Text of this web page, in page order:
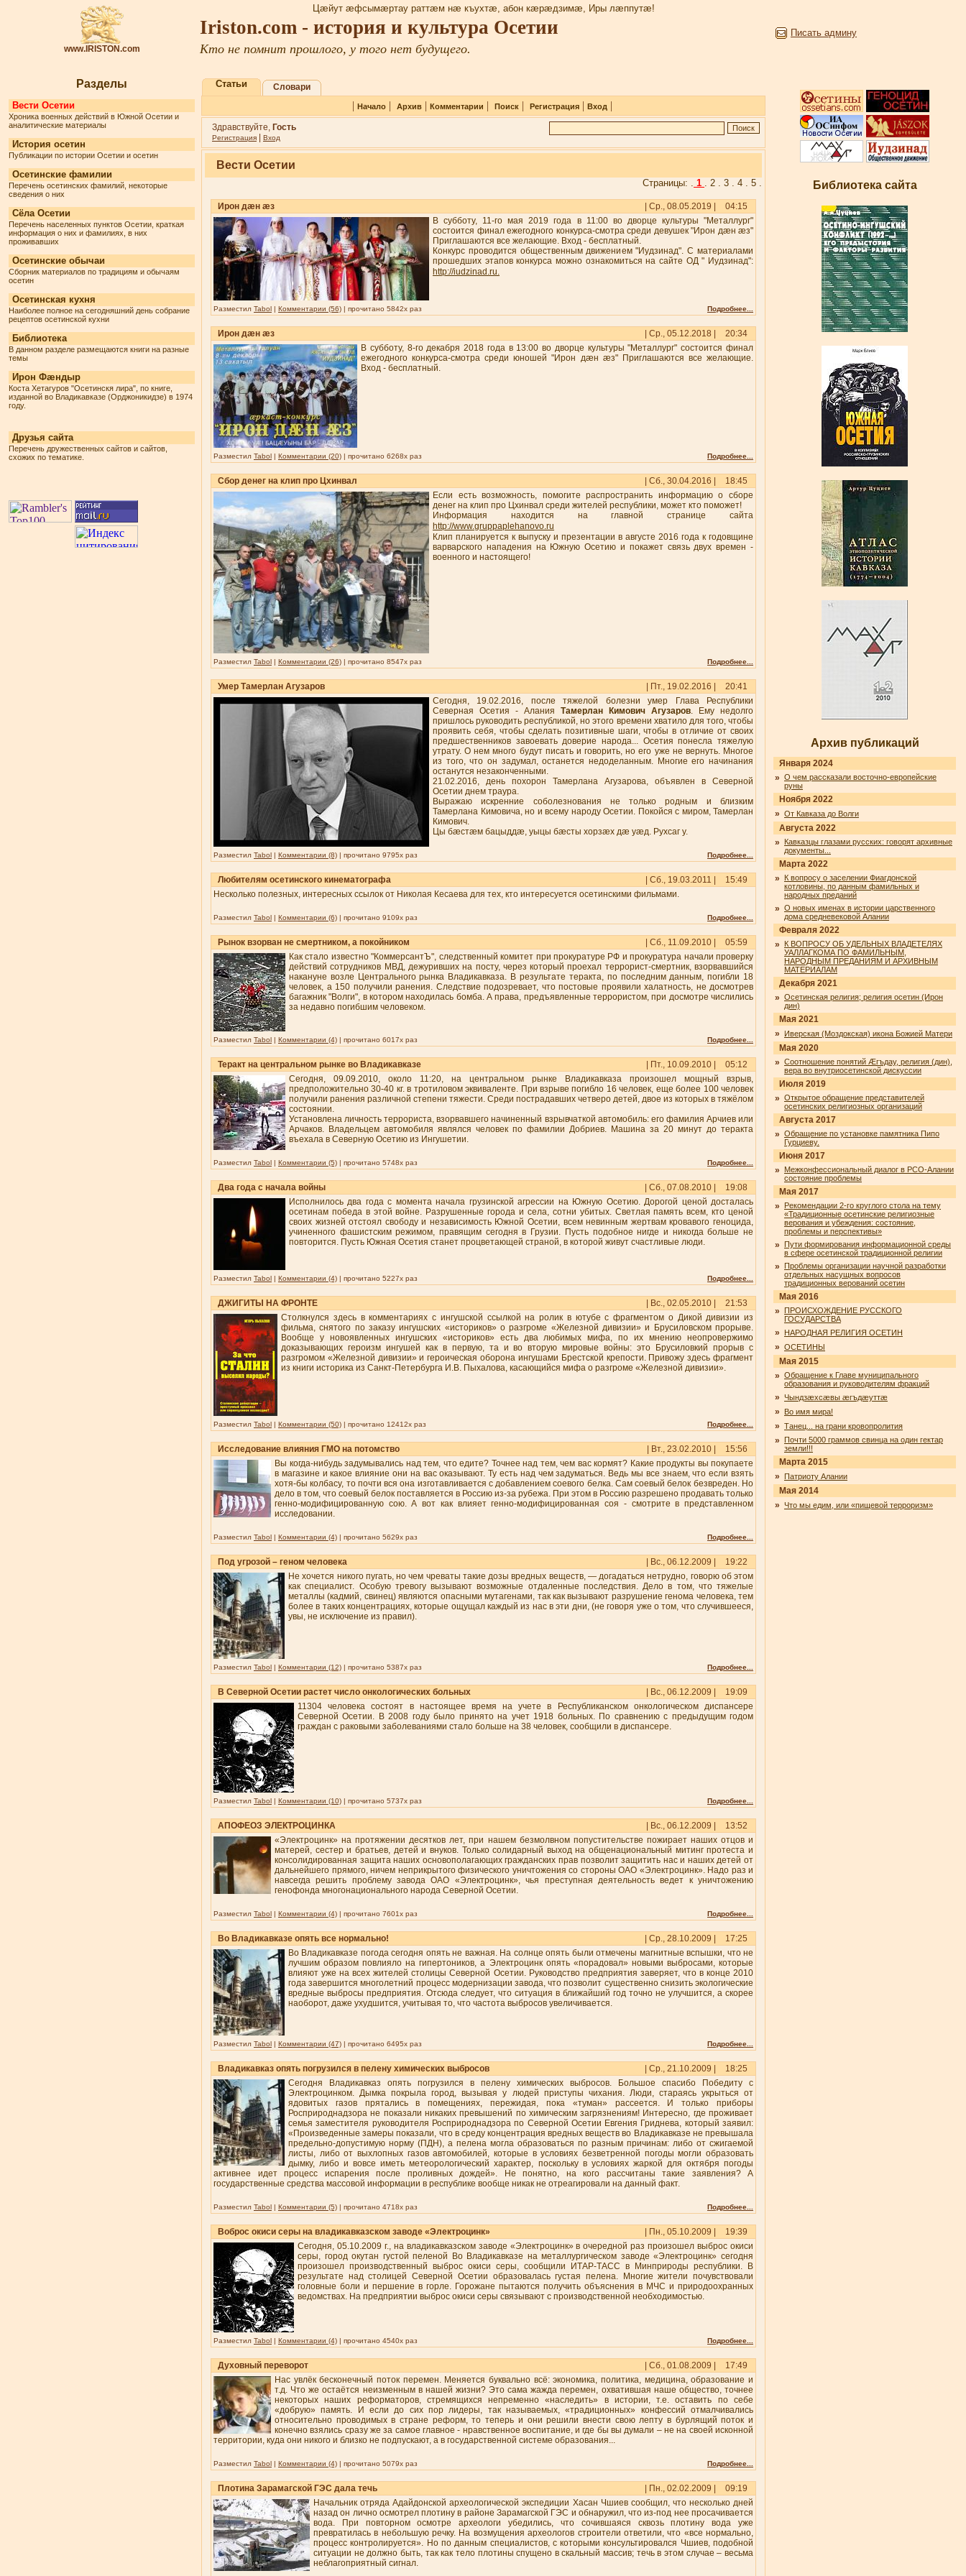
www.IRISTON.com
Цæйут æфсымæртау раттæм нæ къухтæ, абон кæрæдзимæ, Иры лæппутæ!
Iriston.com - история и культура Осетии
Кто не помнит прошлого, у того нет будущего.
Писать админу
Разделы
Вести Осетии
Хроника военных действий в Южной Осетии и
аналитические материалы
История осетин
Публикации по истории Осетии и осетин
Осетинские фамилии
Перечень осетинских фамилий, некоторые
сведения о них
Сёла Осетии
Перечень населенных пунктов Осетии, краткая
информация о них и фамилиях, в них
проживавших
Осетинские обычаи
Сборник материалов по традициям и обычаям
осетин
Осетинская кухня
Наиболее полное на сегодняшний день собрание
рецептов осетинской кухни
Библиотека
В данном разделе размещаются книги на разные
темы
Ирон Фæндыр
Коста Хетагуров "Осетинскя лира", по книге,
изданной во Владикавказе (Орджоникидзе) в 1974
году.
Друзья сайта
Перечень дружественных сайтов и сайтов,
схожих по тематике.
Статьи Словари
| Начало| Архив| Комментарии | Поиск| Регистрация| Вход |
Здравствуйте, Гость
Регистрация Вход
Вести Осетии
Страницы: . 1 . 2 . 3 . 4 . 5 .
Ирон дæн æз | Ср., 08.05.2019 |
04:15
В субботу, 11-го мая 2019 года в 11:00 во дворце культуры "Металлург"
состоится финал ежегодного конкурса-смотра среди девушек "Ирон дæн æз"
Приглашаются все желающие. Вход - бесплатный.
Конкурс проводится общественным движением "Иудзинад". С материалами
прошедших этапов конкурса можно ознакомиться на сайте ОД " Иудзинад":
http://iudzinad.ru.
Разместил Tabol | Комментарии (56) | прочитано 5842x раз Подробнее...
Ирон дæн æз | Ср., 05.12.2018 |
20:34
В субботу, 8-го декабря 2018 года в 13:00 во дворце культуры "Металлург" состоится финал
ежегодного конкурса-смотра среди юношей "Ирон дæн æз" Приглашаются все желающие.
Вход - бесплатный.
Разместил Tabol | Комментарии (20) | прочитано 6268x раз Подробнее...
Сбор денег на клип про Цхинвал | Сб., 30.04.2016 |
18:45
Если есть возможность, помогите распространить информацию о сборе
денег на клип про Цхинвал среди жителей республики, может кто поможет!
Информация находится на главной странице сайта
http://www.gruppaplehanovo.ru
Клип планируется к выпуску и презентации в августе 2016 года к годовщине
варварского нападения на Южную Осетию и покажет связь двух времен -
военного и настоящего!
Разместил Tabol | Комментарии (26) | прочитано 8547x раз Подробнее...
Умер Тамерлан Агузаров | Пт., 19.02.2016 |
20:41
Сегодня, 19.02.2016, после тяжелой болезни умер Глава Республики
Северная Осетия - Алания Тамерлан Кимович Агузаров. Ему недолго
пришлось руководить республикой, но этого времени хватило для того, чтобы
проявить себя, чтобы сделать позитивные шаги, чтобы в отличие от своих
предшественников завоевать доверие народа... Осетия понесла тяжелую
утрату. О нем много будут писать и говорить, но его уже не вернуть. Многое
из того, что он задумал, останется недоделанным. Многие его начинания
останутся незаконченными.
21.02.2016, день похорон Тамерлана Агузарова, объявлен в Северной
Осетии днем траура.
Выражаю искренние соболезнования не только родным и близким
Тамерлана Кимовича, но и всему народу Осетии. Покойся с миром, Тамерлан
Кимович.
Цы бæстæм бацыддæ, уыцы бæсты хорзæх дæ уæд. Рухсаг у.
Разместил Tabol | Комментарии (8) | прочитано 9795x раз Подробнее...
Любителям осетинского кинематографа | Сб., 19.03.2011 |
15:49
Несколько полезных, интересных ссылок от Николая Кесаева для тех, кто интересуется осетинскими фильмами.
Разместил Tabol | Комментарии (6) | прочитано 9109x раз Подробнее...
Рынок взорван не смертником, а покойником | Сб., 11.09.2010 |
05:59
Как стало известно "КоммерсантЪ", следственный комитет при прокуратуре РФ и прокуратура начали проверку
действий сотрудников МВД, дежуривших на посту, через который проехал террорист-смертник, взорвавшийся
накануне возле Центрального рынка Владикавказа. В результате теракта, по последним данным, погибли 18
человек, а 150 получили ранения. Следствие подозревает, что постовые проявили халатность, не досмотрев
багажник "Волги", в котором находилась бомба. А права, предъявленные террористом, при досмотре числились
за недавно погибшим человеком.
Разместил Tabol | Комментарии (4) | прочитано 6017x раз Подробнее...
Теракт на центральном рынке во Владикавказе | Пт., 10.09.2010 |
05:12
Сегодня, 09.09.2010, около 11:20, на центральном рынке Владикавказа произошел мощный взрыв,
предположительно 30-40 кг. в тротиловом эквиваленте. При взрыве погибло 16 человек, еще более 100 человек
получили ранения различной степени тяжести. Среди пострадавших четверо детей, двое из которых в тяжёлом
состоянии.
Установлена личность террориста, взорвавшего начиненный взрывчаткой автомобиль: его фамилия Арчиев или
Арчаков. Владельцем автомобиля являлся человек по фамилии Добриев. Машина за 20 минут до теракта
въехала в Северную Осетию из Ингушетии.
Разместил Tabol | Комментарии (5) | прочитано 5748x раз Подробнее...
Два года с начала войны | Сб., 07.08.2010 |
19:08
Исполнилось два года с момента начала грузинской агрессии на Южную Осетию. Дорогой ценой досталась
осетинам победа в этой войне. Разрушенные города и села, сотни убитых. Светлая память всем, кто ценой
своих жизней отстоял свободу и независимость Южной Осетии, всем невинным жертвам кровавого геноцида,
учиненного фашистским режимом, правящим сегодня в Грузии. Пусть подобное нигде и никогда больше не
повторится. Пусть Южная Осетия станет процветающей страной, в которой живут счастливые люди.
Разместил Tabol | Комментарии (4) | прочитано 5227x раз Подробнее...
ДЖИГИТЫ НА ФРОНТЕ | Вс., 02.05.2010 |
21:53
Столкнулся здесь в комментариях с ингушской ссылкой на ролик в ютубе с фрагментом о Дикой дивизии из
фильма, снятого по заказу ингушских «историков» о разгроме «Железной дивизии» и Брусиловском прорыве.
Вообще у новоявленных ингушских «историков» есть два любимых мифа, по их мнению неопровержимо
доказывающих героизм ингушей как в первую, та и во вторую мировые войны: это Брусиловкий прорыв с
разгромом «Железной дивизии» и героическая оборона ингушами Брестской крепости. Привожу здесь фрагмент
из книги историка из Санкт-Петербурга И.В. Пыхалова, касающийся мифа о разгроме «Железной дивизии».
Разместил Tabol | Комментарии (50) | прочитано 12412x раз Подробнее...
Исследование влияния ГМО на потомство | Вт., 23.02.2010 |
15:56
Вы когда-нибудь задумывались над тем, что едите? Точнее над тем, чем вас кормят? Какие продукты вы покупаете
в магазине и какое влияние они на вас оказывают. Ту есть над чем задуматься. Ведь мы все знаем, что если взять
хотя-бы колбасу, то почти вся она изготавливается с добавлением соевого белка. Сам соевый белок безвреден. Но
дело в том, что соевый белок поставляется в Россию из-за рубежа. При этом в Россию разрешено продавать только
генно-модифицированную сою. А вот как влияет генно-модифицированная соя - смотрите в представленном
исследовании.
Разместил Tabol | Комментарии (4) | прочитано 5629x раз Подробнее...
Под угрозой – геном человека | Вс., 06.12.2009 |
19:22
Не хочется никого пугать, но чем чреваты такие дозы вредных веществ, — догадаться нетрудно, говорю об этом
как специалист. Особую тревогу вызывают возможные отдаленные последствия. Дело в том, что тяжелые
металлы (кадмий, свинец) являются опасными мутагенами, так как вызывают разрушение генома человека, тем
более в таких концентрациях, которые ощущал каждый из нас в эти дни, (не говоря уже о том, что случившееся,
увы, не исключение из правил).
Разместил Tabol | Комментарии (12) | прочитано 5387x раз Подробнее...
В Северной Осетии растет число онкологических больных | Вс., 06.12.2009 |
19:09
11304 человека состоят в настоящее время на учете в Республиканском онкологическом диспансере
Северной Осетии. В 2008 году было принято на учет 1918 больных. По сравнению с предыдущим годом
граждан с раковыми заболеваниями стало больше на 38 человек, сообщили в диспансере.
Разместил Tabol | Комментарии (10) | прочитано 5737x раз Подробнее...
АПОФЕОЗ ЭЛЕКТРОЦИНКА | Вс., 06.12.2009 |
13:52
«Электроцинк» на протяжении десятков лет, при нашем безмолвном попустительстве пожирает наших отцов и
матерей, сестер и братьев, детей и внуков. Только солидарный выход на общенациональный митинг протеста и
консолидированная защита наших основополагающих гражданских прав позволит защитить нас и наших детей от
дальнейшего прямого, ничем неприкрытого физического уничтожения со стороны ОАО «Электроцинк». Надо раз и
навсегда решить проблему завода ОАО «Электроцинк», чья преступная деятельность ведет к уничтожению
генофонда многонационального народа Северной Осетии.
Разместил Tabol | Комментарии (4) | прочитано 7601x раз Подробнее...
Во Владикавказе опять все нормально! | Ср., 28.10.2009 |
17:25
Во Владикавказе погода сегодня опять не важная. На солнце опять были отмечены магнитные вспышки, что не
лучшим образом повлияло на гипертоников, а Электроцинк опять «порадовал» новыми выбросами, которые
влияют уже на всех жителей столицы Северной Осетии. Руководство предприятия заверяет, что в конце 2010
года завершится многолетний процесс модернизации завода, что позволит существенно снизить экологические
вредные выбросы предприятия. Отсюда следует, что ситуация в ближайший год точно не улучшится, а скорее
наоборот, даже ухудшится, учитывая то, что частота выбросов увеличивается.
Разместил Tabol | Комментарии (47) | прочитано 6495x раз Подробнее...
Владикавказ опять погрузился в пелену химических выбросов | Ср., 21.10.2009 |
18:25
Сегодня Владикавказ опять погрузился в пелену химических выбросов. Большое спасибо Победиту с
Электроцинком. Дымка покрыла город, вызывая у людей приступы чихания. Люди, стараясь укрыться от
ядовитых газов прятались в помещениях, пережидая, пока «туман» рассеется. И только приборы
Росприроднадзора не показали никаких превышений по химическим загрязнениям! Интересно, где проживает
семья заместителя руководителя Росприроднадзора по Северной Осетии Евгения Гриднева, который заявил:
«Произведенные замеры показали, что в среду концентрация вредных веществ во Владикавказе не превышала
предельно-допустимую норму (ПДН), а пелена могла образоваться по разным причинам: либо от сжигаемой
листы, либо от выхлопных газов автомобилей, которые в условиях безветренной погоды могли образовать
дымку, либо и вовсе иметь метеорологический характер, поскольку в условиях жаркой для октября погоды
активнее идет процесс испарения после проливных дождей». Не понятно, на кого рассчитаны такие заявления? А
государственные средства массовой информации в республике вообще никак не отреагировали на данный факт.
Разместил Tabol | Комментарии (5) | прочитано 4718x раз Подробнее...
Воброс окиси серы на владикавказском заводе «Электроцинк» | Пн., 05.10.2009 |
19:39
Сегодня, 05.10.2009 г., на владикавказском заводе «Электроцинк» в очередной раз произошел выброс окиси
серы, город окутан густой пеленой Во Владикавказе на металлургическом заводе «Электроцинк» сегодня
произошел производственный выброс окиси серы, сообщили ИТАР-ТАСС в Минприроды республики. В
результате над столицей Северной Осетии образовалась густая пелена. Многие жители почувствовали
головные боли и першение в горле. Горожане пытаются получить объяснения в МЧС и природоохранных
ведомствах. На предприятии выброс окиси серы связывают с производственной необходимостью.
Разместил Tabol | Комментарии (4) | прочитано 4540x раз Подробнее...
Духовный переворот | Сб., 01.08.2009 |
17:49
Нас увлёк бесконечный поток перемен. Меняется буквально всё: экономика, политика, медицина, образование и
т.д. Что же остаётся неизменным в нашей жизни? Это сама жажда перемен, охватившая наше общество, точнее
некоторых наших реформаторов, стремящихся непременно «наследить» в истории, т.е. оставить по себе
«добрую» память. И если до сих пор лидеры, так называемых, «традиционных» конфессий отмалчивались
относительно проводимых в стране реформ, то теперь и они решили внести свою лепту в бурлящий поток и
конечно взялись сразу же за самое главное - нравственное воспитание, и где бы вы думали – не на своей исконной
территории, куда они никого и близко не подпускают, а в государственной системе образования...
Разместил Tabol | Комментарии (4) | прочитано 5079x раз Подробнее...
Плотина Зарамагской ГЭС дала течь | Пн., 02.02.2009 |
09:19
Начальник отряда Адайдонской археологической экспедиции Хасан Чшиев сообщил, что несколько дней
назад он лично осмотрел плотину в районе Зарамагской ГЭС и обнаружил, что из-под нее просачивается
вода. При повторном осмотре археологи убедились, что сочившаяся сквозь плотину вода уже
превратилась в небольшую речку. На возмущения археологов строители ответили, что «все нормально,
процесс контролируется». Но по данным специалистов, с которыми консультировался Чшиев, подобной
ситуации не должно быть, так как тело плотины спущено в скальный массив; течь в этом случае – весьма
неблагоприятный сигнал.
Библиотека сайта
Архив публикаций
Января 2024
» О чем рассказали восточно-европейские
руны
Ноября 2022
» От Кавказа до Волги
Августа 2022
»
Кавказцы глазами русских: говорят архивные
документы...
Марта 2022
»
К вопросу о заселении Фиагдонской
котловины, по данным фамильных и
народных преданий
» О новых именах в истории царственного
дома средневековой Алании
Февраля 2022
»
К ВОПРОСУ ОБ УДЕЛЬНЫХ ВЛАДЕТЕЛЯХ
УАЛЛАГКОМА ПО ФАМИЛЬНЫМ,
НАРОДНЫМ ПРЕДАНИЯМ И АРХИВНЫМ
МАТЕРИАЛАМ
Декабря 2021
» Осетинская религия; религия осетин (Ирон
дин)
Мая 2021
»
Иверская (Моздокская) икона Божией Матери
Мая 2020
» Соотношение понятий Æгъдау, религия (дин),
вера во внутриосетинской дискуссии
Июля 2019
» Открытое обращение представителей
осетинских религиозных организаций
Августа 2017
» Обращение по установке памятника Пипо
Гурциеву.
Июня 2017
»
Межконфессиональный диалог в РСО-Алании
состояние проблемы
Мая 2017
»
Рекомендации 2-го круглого стола на тему
«Традиционные осетинские религиозные
верования и убеждения: состояние,
проблемы и перспективы»
» Пути формирования информационной среды
в сфере осетинской традиционной религии
» Проблемы организации научной разработки
отдельных насущных вопросов
традиционных верований осетин
Мая 2016
» ПРОИСХОЖДЕНИЕ РУССКОГО
ГОСУДАРСТВА
» НАРОДНАЯ РЕЛИГИЯ ОСЕТИН
» ОСЕТИНЫ
Мая 2015
» Обращение к Главе муниципального
образования и руководителям фракций
» Чындзӕхсӕвы ӕгъдӕуттӕ
» Во имя мира!
» Танец... на грани кровопролития
» Почти 5000 граммов свинца на один гектар
земли!!!
Марта 2015
» Патриоту Алании
Мая 2014
» Что мы едим, или «пищевой терроризм»